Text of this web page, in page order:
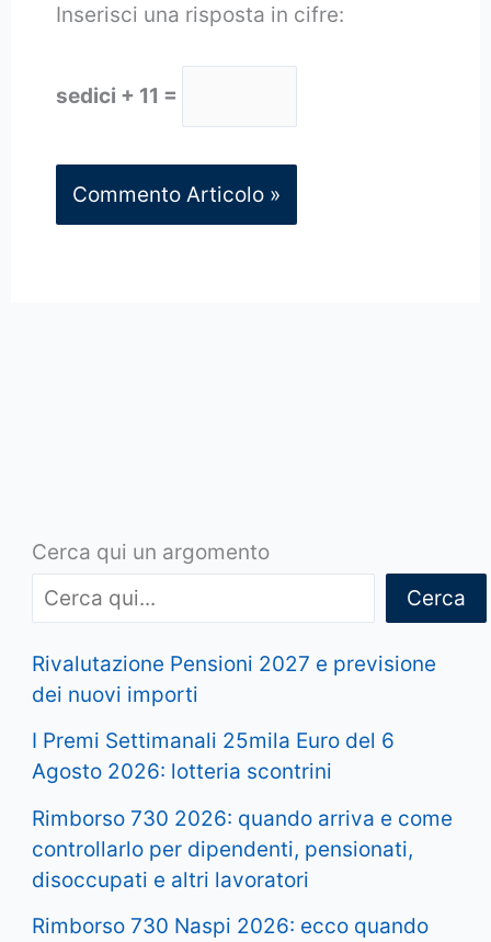
Inserisci una risposta in cifre:
sedici + 11 =
Cerca qui un argomento
Cerca
Rivalutazione Pensioni 2027 e previsione
dei nuovi importi
I Premi Settimanali 25mila Euro del 6
Agosto 2026: lotteria scontrini
Rimborso 730 2026: quando arriva e come
controllarlo per dipendenti, pensionati,
disoccupati e altri lavoratori
Rimborso 730 Naspi 2026: ecco quando